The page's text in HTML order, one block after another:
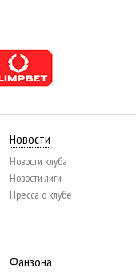
Новости
Новости клуба
Новости лиги
Пресса о клубе
Фанзона